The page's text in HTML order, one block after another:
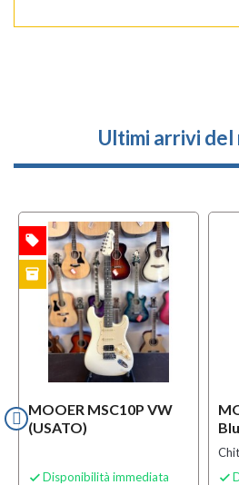
Ultimi arrivi del
MOOER MSC10P VW
(USATO)
 Disponibilità immediata
local_offer
inventory
